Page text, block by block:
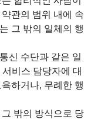
관의 범위 내에 속
그 밖의 일체의 행
신 수단과 같은 일
비스 담당자에 대
하거나, 무례한 행
밖의 방식으로 당